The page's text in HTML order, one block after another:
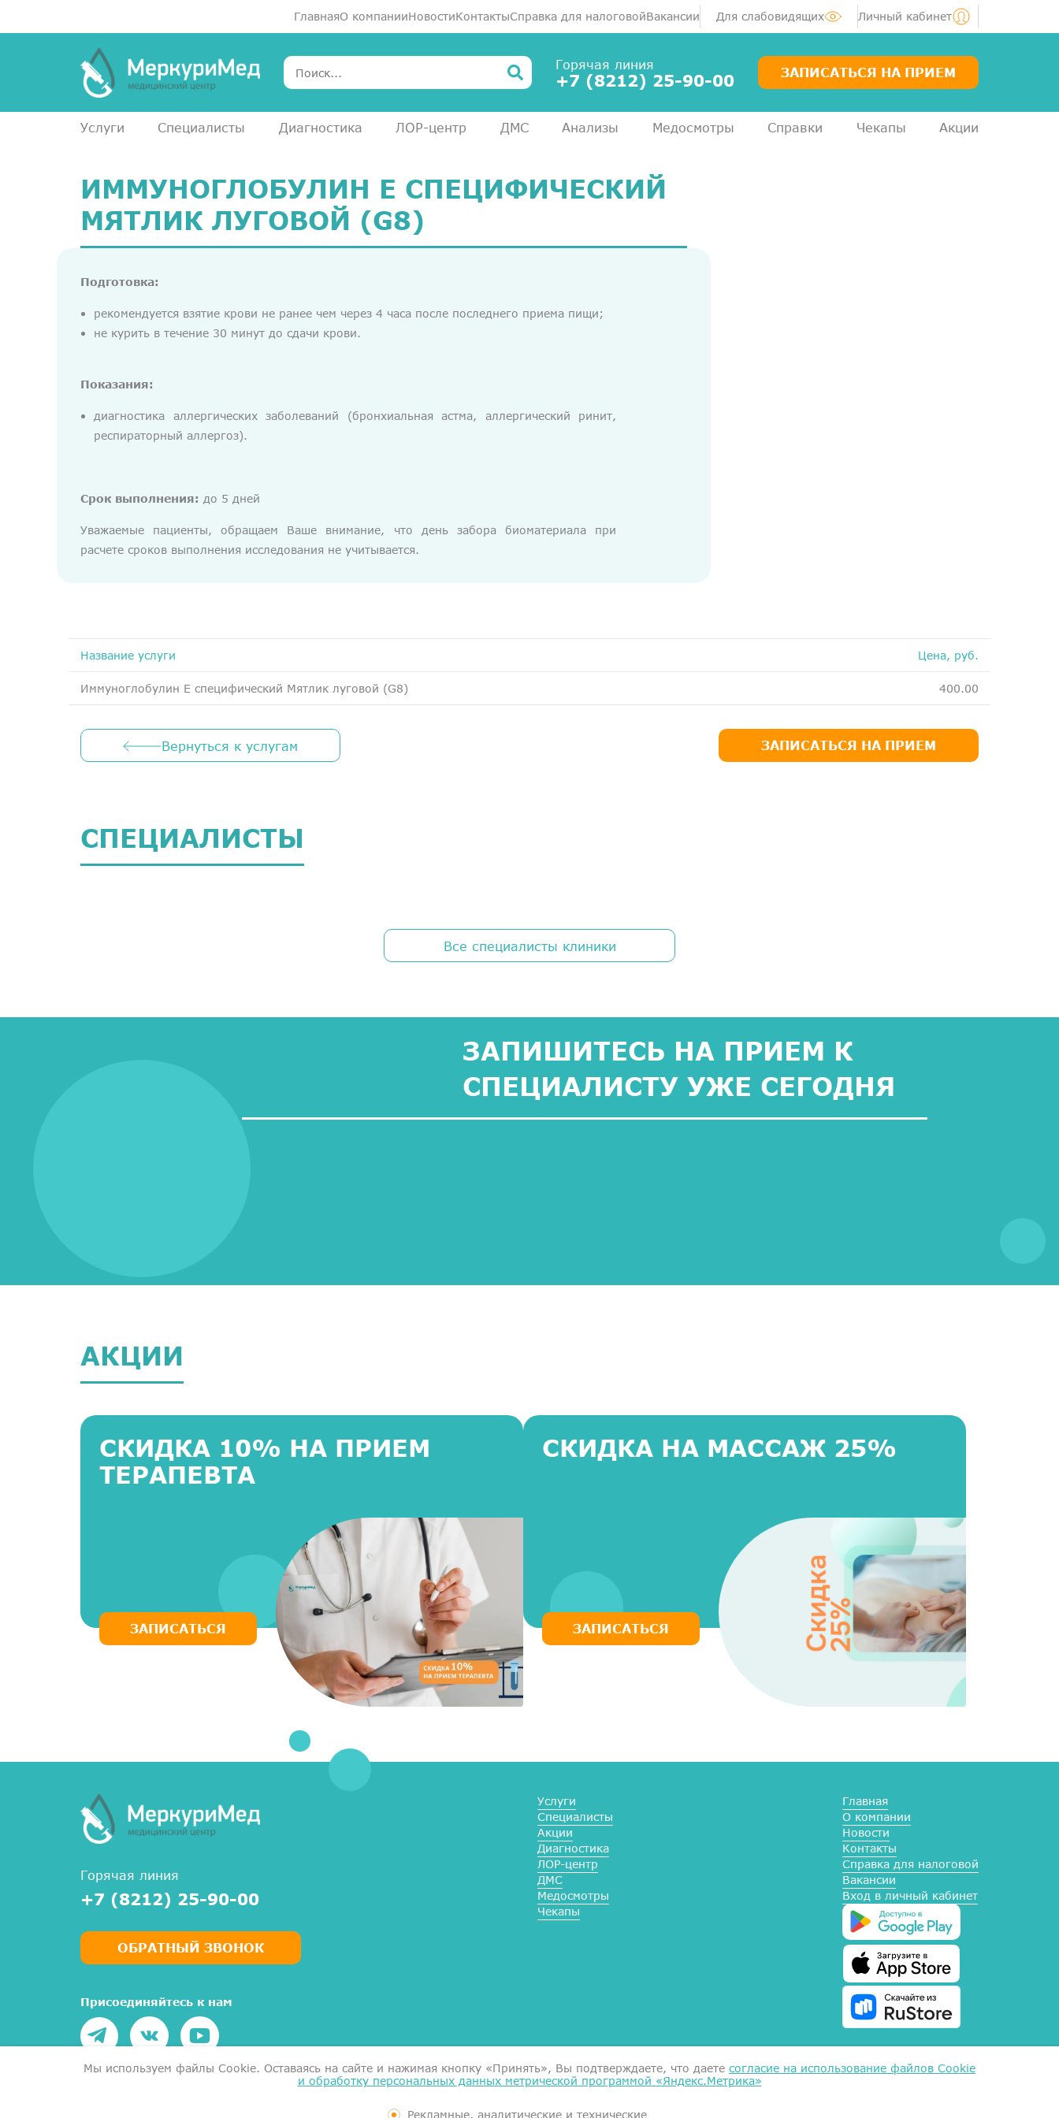
ГлавнаяО компанииНовостиКонтактыСправка для налоговойВакансии Для слабовидящих Личный кабинет
Горячая линия
+7 (8212) 25-90-00 ЗАПИСАТЬСЯ НА ПРИЕМ
Услуги Специалисты Диагностика ЛОР-центр ДМС Анализы Медосмотры Справки Чекапы Акции
ИММУНОГЛОБУЛИН Е СПЕЦИФИЧЕСКИЙ
МЯТЛИК ЛУГОВОЙ (G8)
Подготовка:
рекомендуется взятие крови не ранее чем через 4 часа после последнего приема пищи;
не курить в течение 30 минут до сдачи крови.
Показания:
диагностика аллергических заболеваний (бронхиальная астма, аллергический ринит,
респираторный аллергоз).
Срок выполнения: до 5 дней
Уважаемые пациенты, обращаем Ваше внимание, что день забора биоматериала при
расчете сроков выполнения исследования не учитывается.
Название услуги Цена, руб.
Иммуноглобулин Е специфический Мятлик луговой (G8) 400.00
Вернуться к услугам ЗАПИСАТЬСЯ НА ПРИЕМ
СПЕЦИАЛИСТЫ
Все специалисты клиники
ЗАПИШИТЕСЬ НА ПРИЕМ К
СПЕЦИАЛИСТУ УЖЕ СЕГОДНЯ
АКЦИИ
СКИДКА 10% НА ПРИЕМ
ТЕРАПЕВТА
ЗАПИСАТЬСЯ
СКИДКА НА МАССАЖ 25%
ЗАПИСАТЬСЯ
Горячая линия
+7 (8212) 25-90-00
ОБРАТНЫЙ ЗВОНОК
Присоединяйтесь к нам
Услуги
Специалисты
Акции
Диагностика
ЛОР-центр
ДМС
Медосмотры
Чекапы
Главная
О компании
Новости
Контакты
Справка для налоговой
Вакансии
Вход в личный кабинет
Справка для налоговой
Согласие на обработку данных
Контролирующие органы
Мы используем файлы Сookie. Оставаясь на сайте и нажимая кнопку «Принять», Вы подтверждаете, что даете согласие на использование файлов Cookie
и обработку персональных данных метрической программой «Яндекс.Метрика»
Рекламные, аналитические и технические